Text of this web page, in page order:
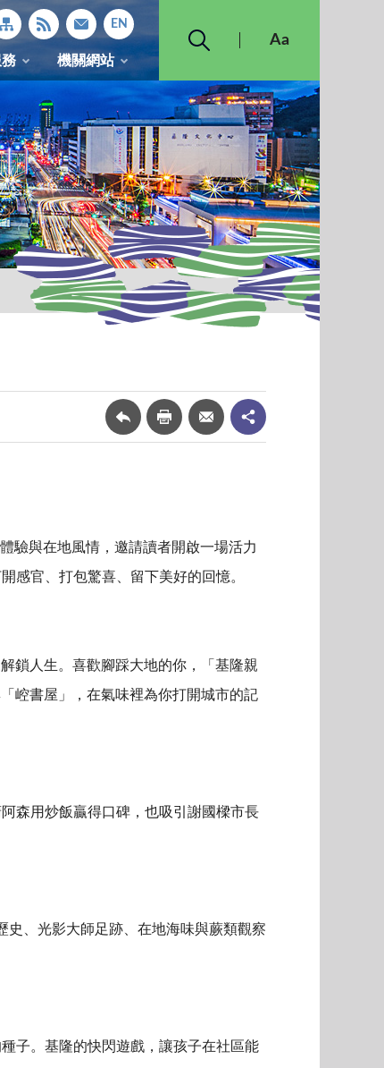
機關網站
驗與在地風情，邀請讀者開啟一場活力
感官、打包驚喜、留下美好的回憶。
鎖人生。喜歡腳踩大地的你，「基隆親
崆書屋」，在氣味裡為你打開城市的記
森用炒飯贏得口碑，也吸引謝國樑市長
史、光影大師足跡、在地海味與蕨類觀察
子。基隆的快閃遊戲，讓孩子在社區能